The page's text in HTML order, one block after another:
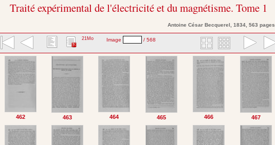
Traité expérimental de l'électricité et du magnétisme. Tome 1
Antoine CésarBecquerel, 1834, 563 pages
21Mo Image / 568
462 463 464 465 466 467